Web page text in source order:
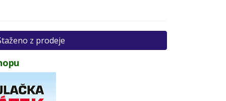
z prodeje